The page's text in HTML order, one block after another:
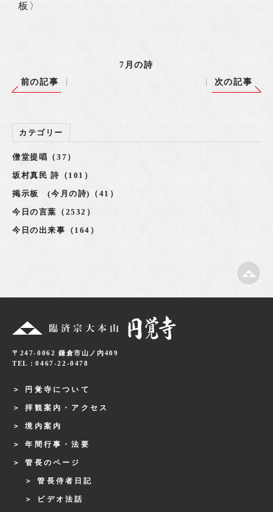
板〉
7月の詩
前の記事
次の記事
カテゴリー
僧堂提唱（37）
坂村真民 詩（101）
掲示板 (今月の詩)（41）
今日の言葉（2532）
今日の出来事（164）
〒247-0062 鎌倉市山ノ内409
TEL：0467-22-0478
円覚寺について
拝観案内・アクセス
境内案内
年間行事・法要
管長のページ
管長侍者日記
ビデオ法話